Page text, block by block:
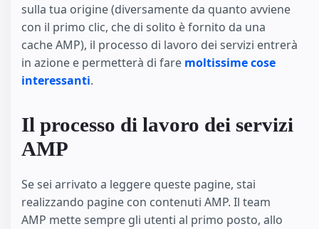
sulla tua origine (diversamente da quanto avviene
con il primo clic, che di solito è fornito da una
cache AMP), il processo di lavoro dei servizi entrerà
in azione e permetterà di fare moltissime cose
interessanti.
Il processo di lavoro dei servizi
AMP
Se sei arrivato a leggere queste pagine, stai
realizzando pagine con contenuti AMP. Il team
AMP mette sempre gli utenti al primo posto, allo